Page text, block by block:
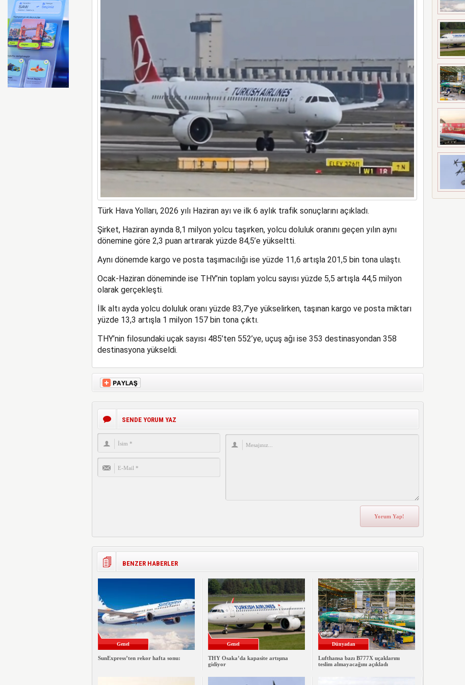
Türk Hava Yolları, 2026 yılı Haziran ayı ve ilk 6 aylık trafik sonuçlarını açıkladı.
Şirket, Haziran ayında 8,1 milyon yolcu taşırken, yolcu doluluk oranını geçen yılın aynı
dönemine göre 2,3 puan artırarak yüzde 84,5’e yükseltti.
Aynı dönemde kargo ve posta taşımacılığı ise yüzde 11,6 artışla 201,5 bin tona ulaştı.
Ocak-Haziran döneminde ise THY’nin toplam yolcu sayısı yüzde 5,5 artışla 44,5 milyon
olarak gerçekleşti.
İlk altı ayda yolcu doluluk oranı yüzde 83,7’ye yükselirken, taşınan kargo ve posta miktarı
yüzde 13,3 artışla 1 milyon 157 bin tona çıktı.
THY’nin filosundaki uçak sayısı 485’ten 552’ye, uçuş ağı ise 353 destinasyondan 358
destinasyona yükseldi.
SENDE YORUM YAZ
BENZER HABERLER
Genel
SunExpress’ten rekor hafta sonu:
Genel
THY Osaka’da kapasite artışına
gidiyor
Dünyadan
Lufthansa bazı B777X uçaklarını
teslim almayacağını açıkladı